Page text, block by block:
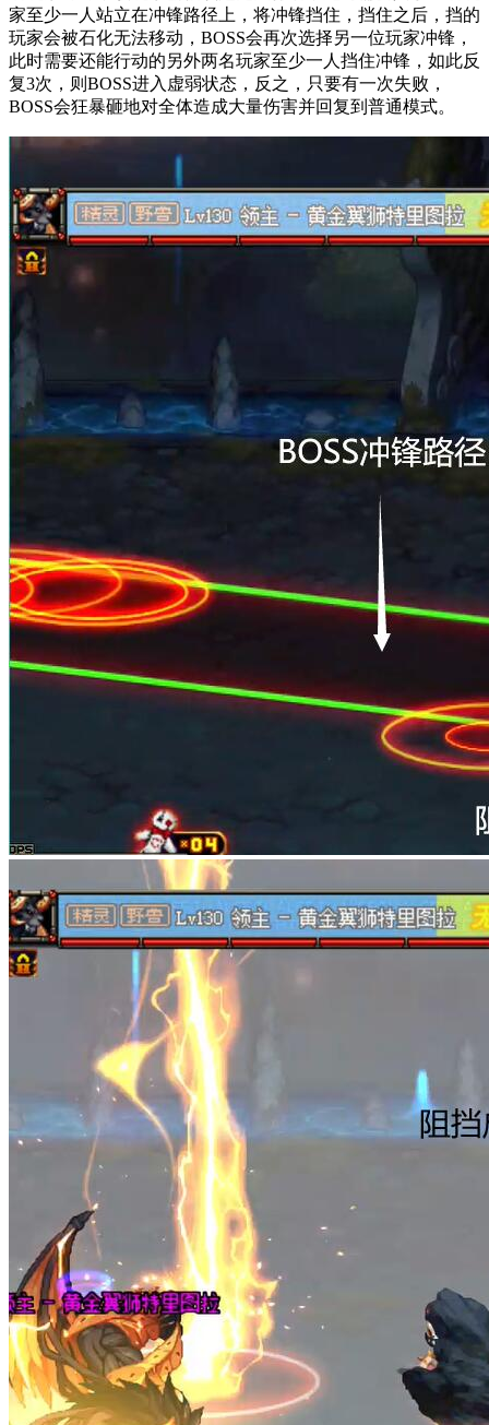
家至少一人站立在冲锋路径上，将冲锋挡住，挡住之后，挡的
玩家会被石化无法移动，BOSS会再次选择另一位玩家冲锋，
此时需要还能行动的另外两名玩家至少一人挡住冲锋，如此反
复3次，则BOSS进入虚弱状态，反之，只要有一次失败，
BOSS会狂暴砸地对全体造成大量伤害并回复到普通模式。